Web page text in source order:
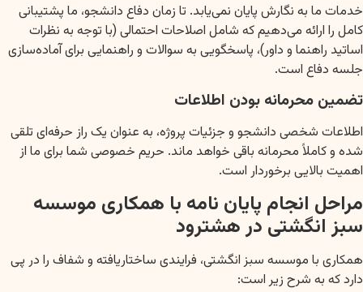
خدمات ما به نگارش پایان نمی‌یابد. تا زمان دفاع دانشجو، ما پشتیبانی
کامل را ارائه می‌دهیم که شامل اصلاحات احتمالی (با توجه به نظرات
اساتید راهنما و داور)، پاسخگویی به سوالات و راهنمایی برای آماده‌سازی
جلسه دفاع است.
تضمین محرمانه بودن اطلاعات
اطلاعات شخصی دانشجو و جزئیات پروژه، به عنوان یک راز حرفه‌ای تلقی
شده و کاملاً محرمانه باقی خواهد ماند. حریم خصوصی شما برای ما از
اهمیت بالایی برخوردار است.
مراحل انجام پایان نامه با همکاری موسسه
سبز انگشتی در هشترود
همکاری با موسسه سبز انگشتی، فرایندی ساختاریافته و شفاف را در پی
دارد که به شرح زیر است: